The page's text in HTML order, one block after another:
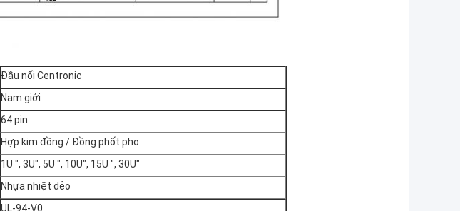
Đầu nối Centronic
Nam giới
64 pin
Hợp kim đồng / Đồng phốt pho
1U ", 3U", 5U ", 10U", 15U ", 30U"
Nhựa nhiệt dẻo
UL-94-V0